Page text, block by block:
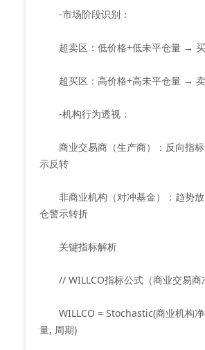
-市场阶段识别：
超卖区：低价格+低未平仓量 → 买
超买区：高价格+高未平仓量 → 卖
-机构行为透视：
商业交易商（生产商）：反向指标
示反转
非商业机构（对冲基金）：趋势放
仓警示转折
关键指标解析
// WILLCO指标公式（商业交易商
WILLCO = Stochastic(商业机构净
量, 周期)